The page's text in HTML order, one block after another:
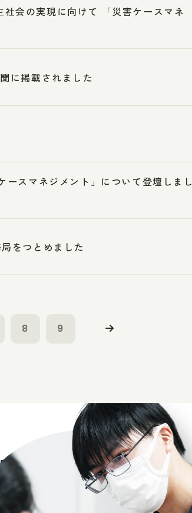
会の実現に向けて 「災害ケースマネ
に掲載されました
スマネジメント」について登壇しまし
をつとめました
8 9